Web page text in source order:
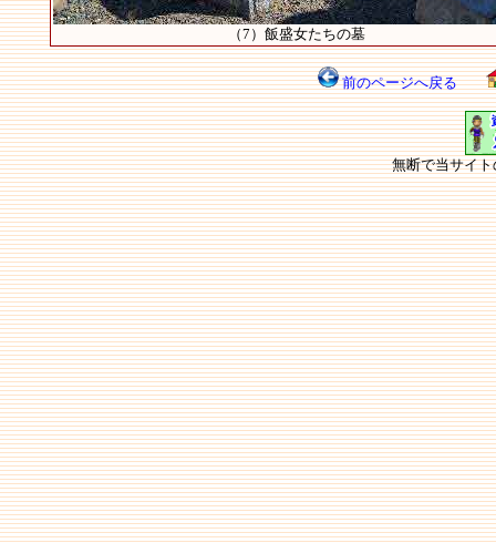
（7）飯盛女たちの墓
前のページへ戻る
無断で当サイ